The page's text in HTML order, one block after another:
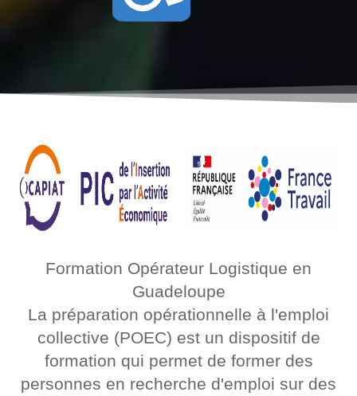
Formation Opérateur Logistique en
Guadeloupe
La préparation opérationnelle à l'emploi
collective (POEC) est un dispositif de
formation qui permet de former des
personnes en recherche d'emploi sur des